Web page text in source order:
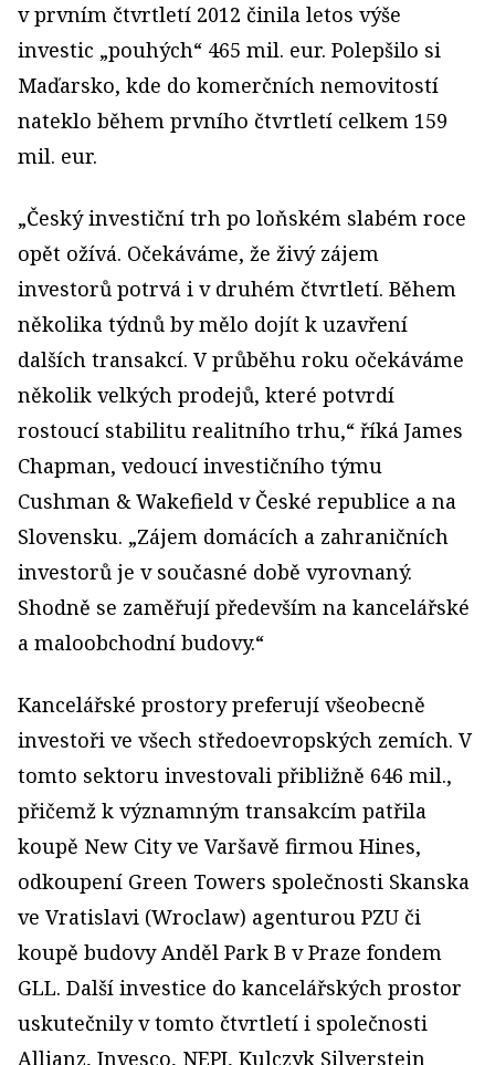
v prvním čtvrtletí 2012 činila letos výše
investic „pouhých“ 465 mil. eur. Polepšilo si
Maďarsko, kde do komerčních nemovitostí
nateklo během prvního čtvrtletí celkem 159
mil. eur.
„Český investiční trh po loňském slabém roce
opět ožívá. Očekáváme, že živý zájem
investorů potrvá i v druhém čtvrtletí. Během
několika týdnů by mělo dojít k uzavření
dalších transakcí. V průběhu roku očekáváme
několik velkých prodejů, které potvrdí
rostoucí stabilitu realitního trhu,“ říká James
Chapman, vedoucí investičního týmu
Cushman & Wakefield v České republice a na
Slovensku. „Zájem domácích a zahraničních
investorů je v současné době vyrovnaný.
Shodně se zaměřují především na kancelářské
a maloobchodní budovy.“
Kancelářské prostory preferují všeobecně
investoři ve všech středoevropských zemích. V
tomto sektoru investovali přibližně 646 mil.,
přičemž k významným transakcím patřila
koupě New City ve Varšavě firmou Hines,
odkoupení Green Towers společnosti Skanska
ve Vratislavi (Wroclaw) agenturou PZU či
koupě budovy Anděl Park B v Praze fondem
GLL. Další investice do kancelářských prostor
uskutečnily v tomto čtvrtletí i společnosti
Allianz, Invesco, NEPI, Kulczyk Silverstein